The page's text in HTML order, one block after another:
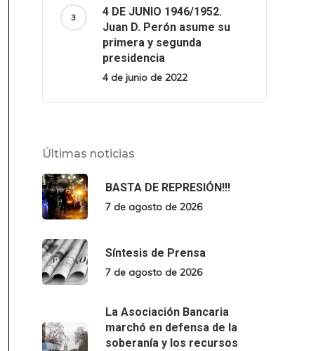
4 DE JUNIO 1946/1952.
Juan D. Perón asume su
primera y segunda
presidencia
4 de junio de 2022
Últimas noticias
BASTA DE REPRESIÓN!!!
7 de agosto de 2026
Síntesis de Prensa
7 de agosto de 2026
La Asociación Bancaria
marchó en defensa de la
soberanía y los recursos